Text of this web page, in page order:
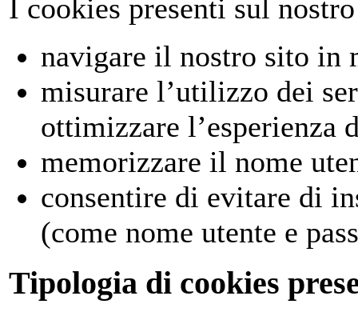
I cookies presenti sul
navigare il nostro sito in
misurare l’utilizzo dei
ottimizzare l’esperienza
memorizzare il nome
consentire di evitare di
(come nome utente e
Tipologia di cookies